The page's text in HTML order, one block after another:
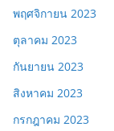
พฤศจิกายน 2023
ตุลาคม 2023
กันยายน 2023
สิงหาคม 2023
กรกฎาคม 2023